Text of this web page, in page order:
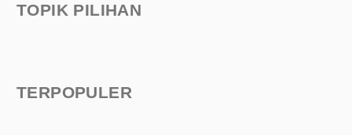
TOPIK PILIHAN
TERPOPULER